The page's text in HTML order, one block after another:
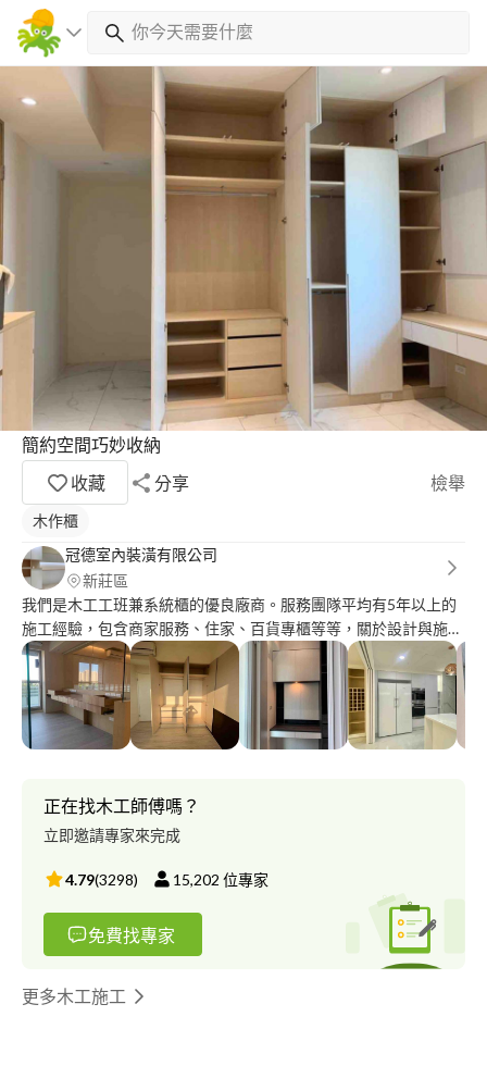
簡約空間巧妙收納
收藏
分享 檢舉
木作櫃
冠德室內裝潢有限公司
新莊區
我們是木工工班兼系統櫃的優良廠商。服務團隊平均有5年以上的
施工經驗，包含商家服務、住家、百貨專櫃等等，關於設計與施工
統包都能提供服務，免費到府丈量，歡迎您諮詢。
正在找木工師傅嗎？
立即邀請專家來完成
4.79(3298) 15,202 位專家
免費找專家
更多木工施工